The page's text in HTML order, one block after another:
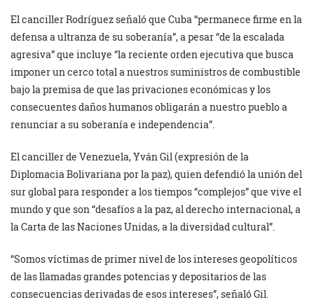
El canciller Rodríguez señaló que Cuba “permanece firme en la
defensa a ultranza de su soberanía”, a pesar “de la escalada
agresiva” que incluye “la reciente orden ejecutiva que busca
imponer un cerco total a nuestros suministros de combustible
bajo la premisa de que las privaciones económicas y los
consecuentes daños humanos obligarán a nuestro pueblo a
renunciar a su soberanía e independencia”.
El canciller de Venezuela, Yván Gil (expresión de la
Diplomacia Bolivariana por la paz), quien defendió la unión del
sur global para responder a los tiempos “complejos” que vive el
mundo y que son “desafíos a la paz, al derecho internacional, a
la Carta de las Naciones Unidas, a la diversidad cultural”.
“Somos víctimas de primer nivel de los intereses geopolíticos
de las llamadas grandes potencias y depositarios de las
consecuencias derivadas de esos intereses”, señaló Gil.